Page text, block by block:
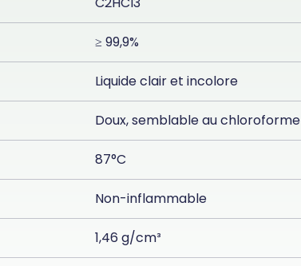
≥ 99,9%
Liquide clair et incolore
Doux, semblable au chloroforme
87°C
Non-inflammable
1,46 g/cm³